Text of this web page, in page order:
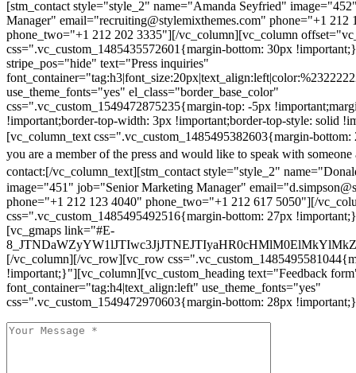
[stm_contact style="style_2" name="Amanda Seyfried"
Manager" email="recruiting@stylemixthemes.com" phone="+1 212
phone_two="+1 212 202 3335"][/vc_column][vc_column
css=".vc_custom_1485435572601{margin-bottom: 30px
stripe_pos="hide" text="Press inquiries"
use_theme_fonts="yes" el_class="border_base_color"
css=".vc_custom_1549472875235{margin-top: -5px
!important;border-top-width: 3px !important;border-top-style: solid
[vc_column_text css=".vc_custom_1485495382603{margin-
you are a member of the press and would like to speak with someone
contact:[/vc_column_text][stm_contact style="style_2"
image="451" job="Senior Marketing Manager"
phone="+1 212 123 4040" phone_two="+1 212 617 5050"][/
css=".vc_custom_1485495492516{margin-bottom: 27px
[vc_gmaps link="#E-
[/vc_column][/vc_row][vc_row
!important;}"][vc_column][vc_custom_heading text="Feedback
font_container="tag:h4|text_align:left" use_theme_fonts="yes"
css=".vc_custom_1549472970603{margin-bottom: 28px